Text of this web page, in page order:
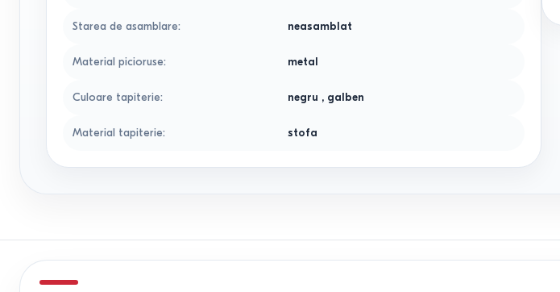
Starea de asamblare: neasamblat
Material picioruse: metal
Culoare tapiterie: negru , galben
Material tapiterie: stofa